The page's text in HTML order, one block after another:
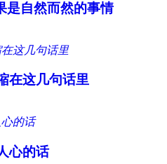
是自然而然的事情
在这几句话里
心的话